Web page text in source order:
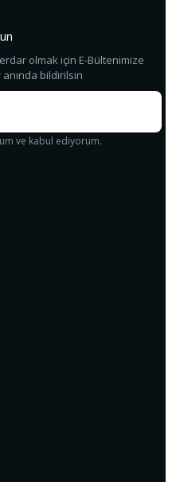
olmak için E-Bültenimize
bildirilsin
ve kabul ediyorum.